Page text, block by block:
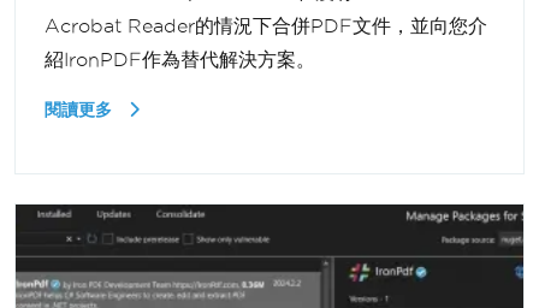
Acrobat Reader的情況下合併PDF文件，並向您介
紹IronPDF作為替代解決方案。
閱讀更多